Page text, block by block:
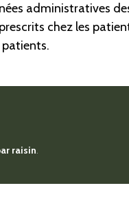
administratives
chez les
raisin.